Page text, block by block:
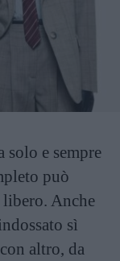
solo e sempre
può
libero. Anche
sì
altro, da